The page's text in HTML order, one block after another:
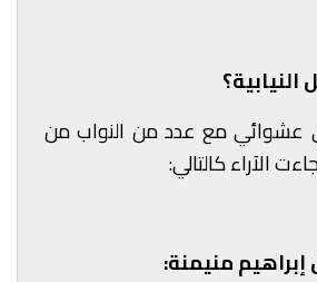
عشوائي مع عدد من النواب من
الآراء كالتالي:
منيمنة: